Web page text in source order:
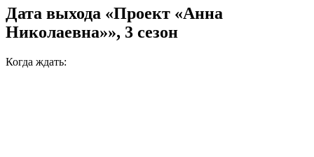
Дата выхода «Проект «Анна
Николаевна»», 3 сезон
Когда ждать: